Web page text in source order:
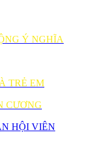
Ý NGHĨA
TRẺ EM
CƯƠNG
HỘI VIÊN